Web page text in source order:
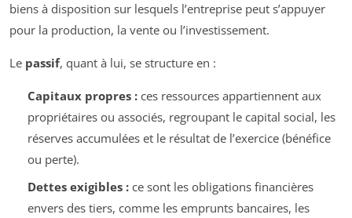
biens à disposition sur lesquels l’entreprise peut s’appuyer
pour la production, la vente ou l’investissement.
Le passif, quant à lui, se structure en :
Capitaux propres :ces ressources appartiennent aux
propriétaires ou associés, regroupant le capital social, les
réserves accumulées et le résultat de l’exercice (bénéfice
ou perte).
Dettes exigibles :ce sont les obligations financières
envers des tiers, comme les emprunts bancaires, les